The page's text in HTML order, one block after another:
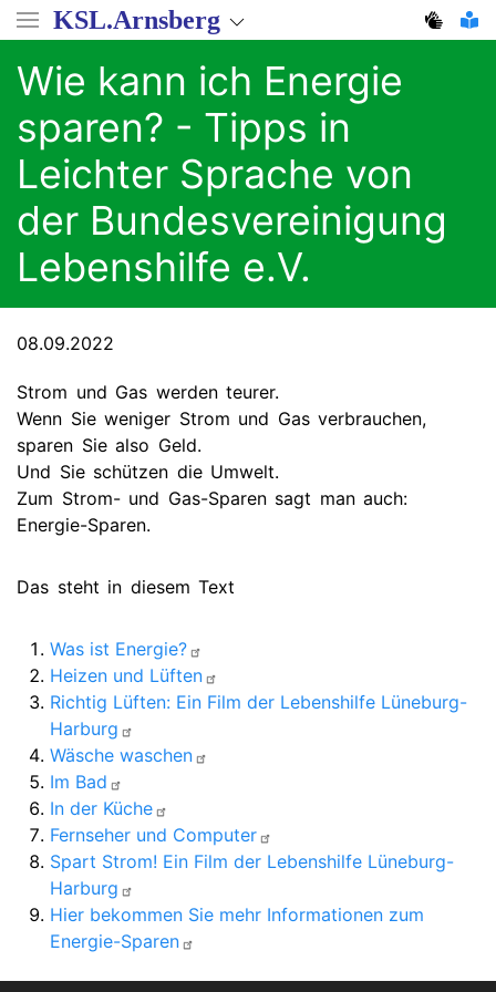
Direkt
zum
Inhalt
KSL.Arnsberg
Wie kann ich Energie
sparen? - Tipps in
Leichter Sprache von
der Bundesvereinigung
Lebenshilfe e.V.
08.09.2022
Strom und Gas werden teurer.
Wenn Sie weniger Strom und Gas verbrauchen,
sparen Sie also Geld.
Und Sie schützen die Umwelt.
Zum Strom- und Gas-Sparen sagt man auch:
Energie-Sparen.
Das steht in diesem Text
Was ist Energie?
Heizen und Lüften
Richtig Lüften: Ein Film der Lebenshilfe Lüneburg-
Harburg
Wäsche waschen
Im Bad
In der Küche
Fernseher und Computer
Spart Strom! Ein Film der Lebenshilfe Lüneburg-
Harburg
Hier bekommen Sie mehr Informationen zum
Energie-Sparen